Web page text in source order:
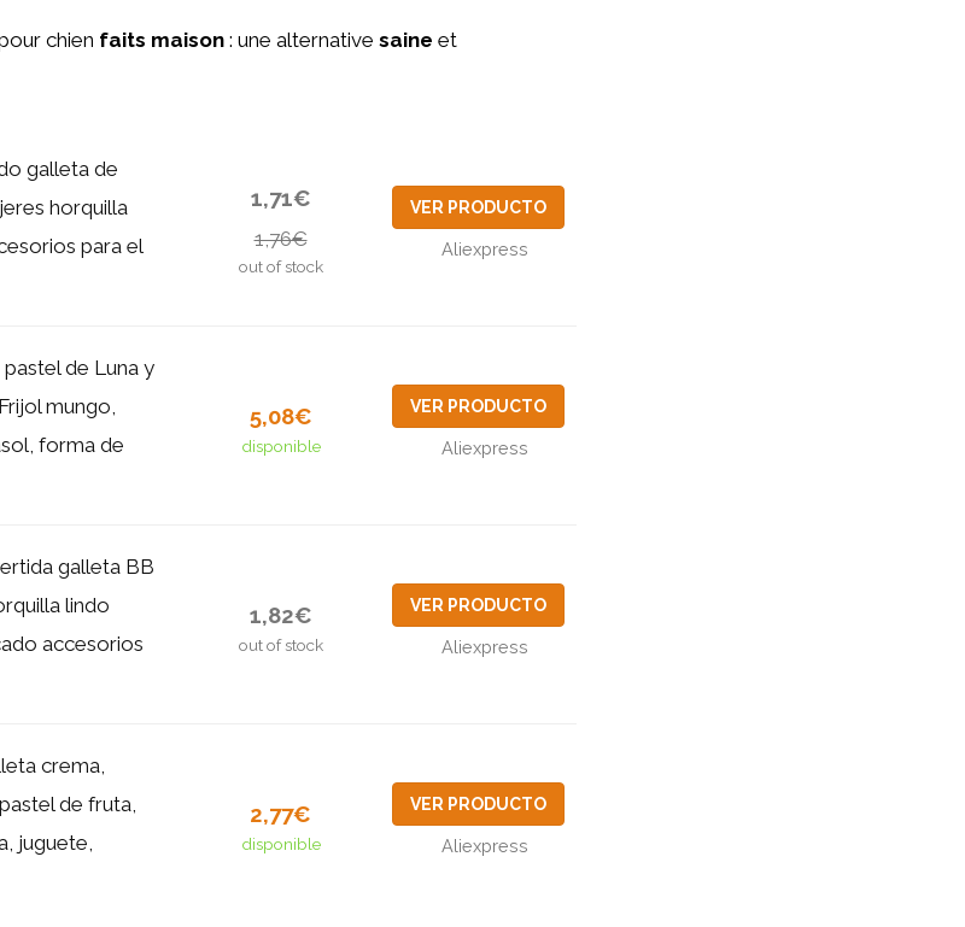
chien faits maison : une alternative saine et
galleta de
horquilla
para el
1,71€
1,76€
out of stock
VER PRODUCTO
Aliexpress
de Luna y
mungo,
forma de
5,08€
disponible
VER PRODUCTO
Aliexpress
galleta BB
lindo
accesorios
1,82€
out of stock
VER PRODUCTO
Aliexpress
crema,
de fruta,
juguete,
2,77€
disponible
VER PRODUCTO
Aliexpress